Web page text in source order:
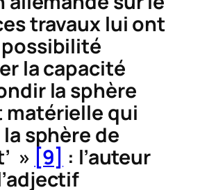
travaux lui ont
la capacité
la sphère
qui
la sphère de
» [9] : l’auteur